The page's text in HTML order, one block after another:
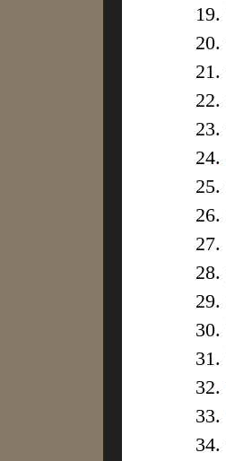
19.
20.
21.
22.
23.
24.
25.
26.
27.
28.
29.
30.
31.
32.
33.
34.